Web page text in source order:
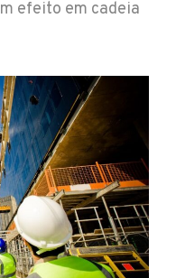
efeito em cadeia